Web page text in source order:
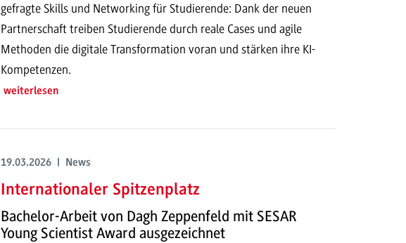
gefragte Skills und Networking für Studierende: Dank der neuen
Partnerschaft treiben Studierende durch reale Cases und agile
Methoden die digitale Transformation voran und stärken ihre KI-
Kompetenzen.
weiterlesen
19.03.2026 | News
Internationaler Spitzenplatz
Bachelor-Arbeit von Dagh Zeppenfeld mit SESAR
Young Scientist Award ausgezeichnet